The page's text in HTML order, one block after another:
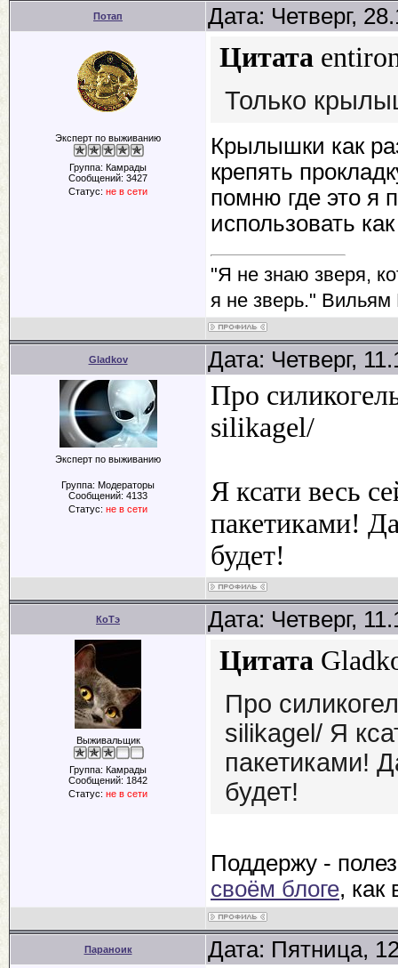
Потап Дата: Четверг,
Эксперт по выживанию
Группа: Камрады
Сообщений: 3427
Статус: не в сети
Цитата
Только
Крылышки как
крепять
помню где это я
использовать
"Я не знаю зверя,
я не зверь."
Gladkov Дата: Четверг,
Эксперт по выживанию
Группа: Модераторы
Сообщений: 4133
Статус: не в сети
Про
silikagel/
Я ксати весь
пакетиками!
будет!
КоТэ Дата: Четверг,
Выживальщик
Группа: Камрады
Сообщений: 1842
Статус: не в сети
Цитата
Про
silikagel/ Я
пакетиками!
будет!
Поддержу -
своём блоге, как
Параноик Дата: Пятница,